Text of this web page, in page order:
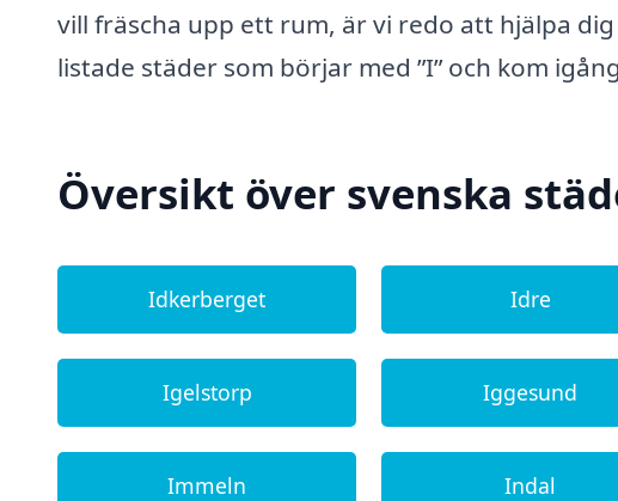
vill fräscha upp ett rum, är vi redo att hjälpa
listade städer som börjar med ”I” och kom
Översikt över svenska
Idkerberget Idre
Igelstorp Iggesund
Immeln Indal